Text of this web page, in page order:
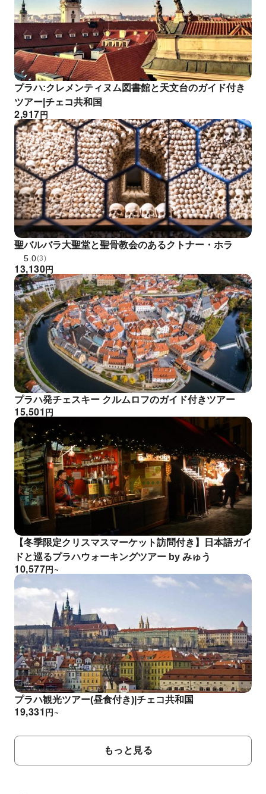
プラハ:クレメンティヌム図書館と天文台のガイド付き
ツアー|チェコ共和国
円
2,917
聖バルバラ大聖堂と聖骨教会のあるクトナー・ホラ
5.0(3)
円
13,130
プラハ発チェスキー クルムロフのガイド付きツアー
円
15,501
【冬季限定クリスマスマーケット訪問付き】日本語ガイ
ドと巡るプラハウォーキングツアー by みゅう
円
10,577 ~
プラハ観光ツアー(昼食付き)|チェコ共和国
円
19,331 ~
もっと見る